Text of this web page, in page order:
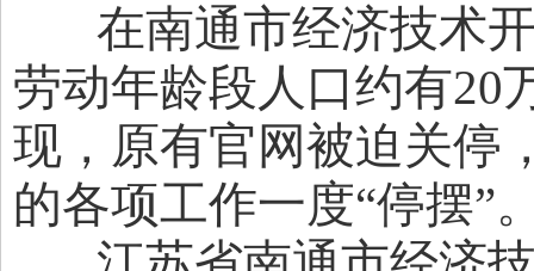
在南通市经济技术开
劳动年龄段人口约有20
现，原有官网被迫关停
的各项工作一度“停摆”